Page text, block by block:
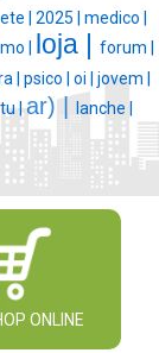
| 2025 | medico |
| loja |
forum |
| psico | oi | jovem |
|ar) |
lanche |
ONLINE